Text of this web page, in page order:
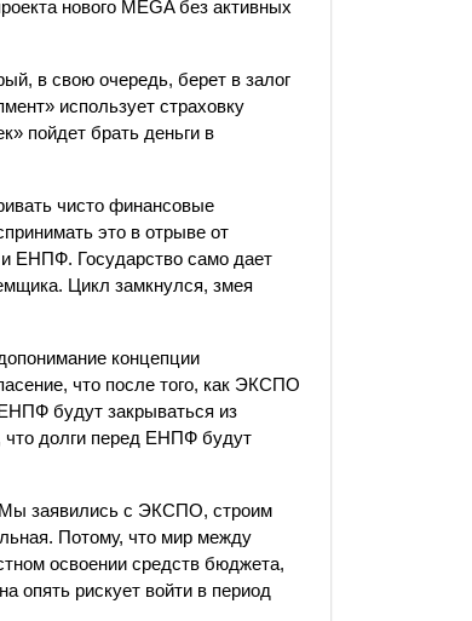
нового MEGA без активных
в свою очередь, берет в залог
использует страховку
пойдет брать деньги в
чисто финансовые
это в отрыве от
и ЕНПФ. Государство само дает
Цикл замкнулся, змея
концепции
что после того, как ЭКСПО
будут закрываться из
долги перед ЕНПФ будут
Мы заявились с ЭКСПО, строим
Потому, что мир между
освоении средств бюджета,
рискует войти в период